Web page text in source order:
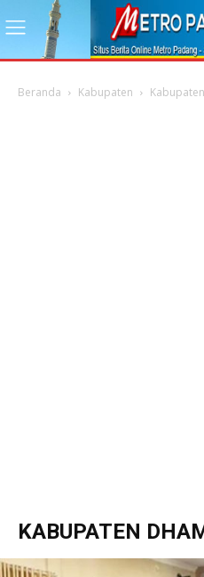
Beranda Kabupaten
KABUPATEN